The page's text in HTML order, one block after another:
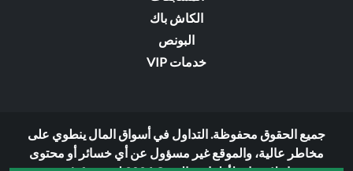
الكاش باك
البونص
خدمات VIP
جميع الحقوق محفوظة. التداول في أسواق المال ينطوي على
مخاطر عالية، والموقع غير مسؤول عن أي خسائر أو محتوى